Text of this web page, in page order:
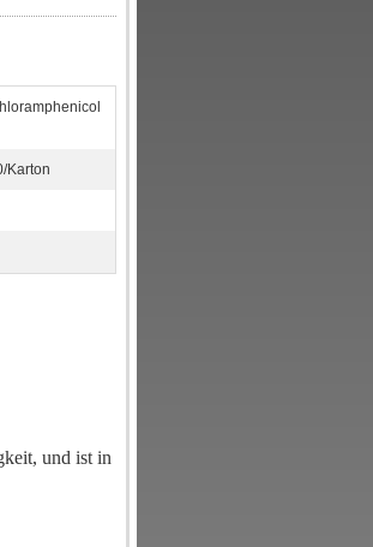
Karton
und ist in